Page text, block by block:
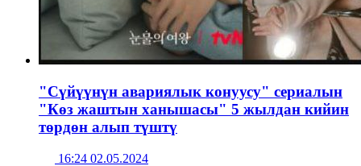
"Сүйүүнүн авариялык конуусу" сериалын
"Көз жаштын ханышасы" 5 жылдан кийин
төрдөн алып түштү
16:24 02.05.2024